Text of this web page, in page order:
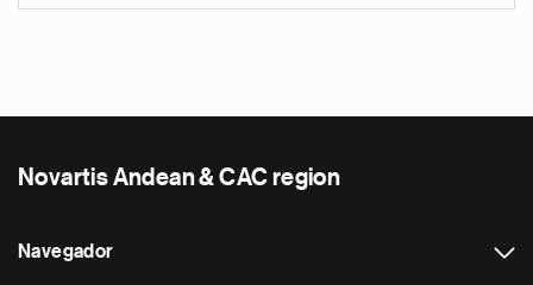
Novartis Andean & CAC region
Navegador